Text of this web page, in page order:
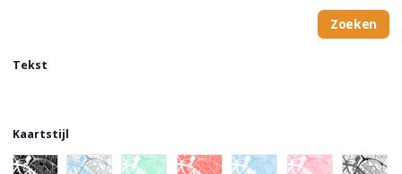
Zoeken
Tekst
Kaartstijl
Choose a color